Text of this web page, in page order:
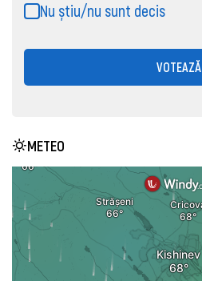
Nu știu/nu sunt decis
VOTEAZĂ
METEO